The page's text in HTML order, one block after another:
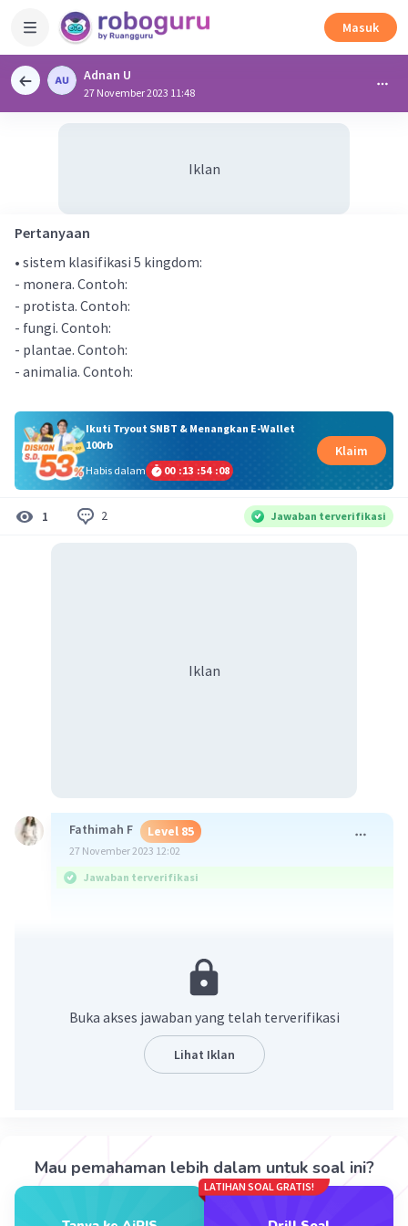
Masuk
Adnan U
27 November 2023 11:48
Iklan
Pertanyaan
• sistem klasifikasi 5 kingdom:
- monera. Contoh:
- protista. Contoh:
- fungi. Contoh:
- plantae. Contoh:
- animalia. Contoh:
Ikuti Tryout SNBT & Menangkan E-Wallet
100rb
Habis dalam
00 :13 :54 :08
Klaim
1 2 Jawaban terverifikasi
Iklan
Fathimah F Level 85
27 November 2023 12:02
Jawaban terverifikasi
Protista (ganggang dan protozoa)
Fungi (jamur roti, ragi tapai, jamur tiram
Plantae (tumbuhan lumut, paku dan
Animalia (hewan tidak bertulang belakang:
Balas
Buka akses jawaban yang telah terverifikasi
Lihat Iklan
Mau pemahaman lebih dalam untuk soal ini?
LATIHAN SOAL GRATIS!